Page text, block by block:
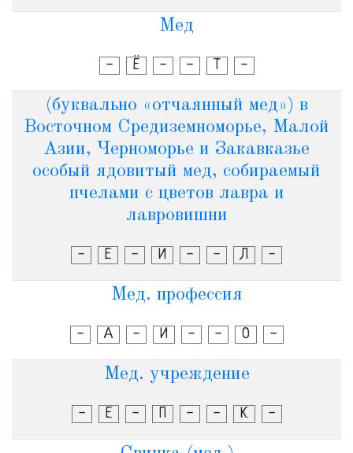
Мед
- Ё - - Т -
(буквально «отчаянный мед») в
Восточном Средиземноморье, Малой
Азии, Черноморье и Закавказье
особый ядовитый мед, собираемый
пчелами с цветов лавра и
лавровишни
- Е - И - - Л -
Мед. профессия
- А - И - - О -
Мед. учреждение
- Е - П - - К -